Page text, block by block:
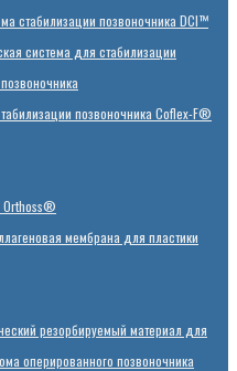
стабилизации позвоночника DCI™
система для стабилизации
позвоночника Coflex-F®
Orthoss®
мембрана для пластики
резорбируемый материал для
оперированного позвоночника